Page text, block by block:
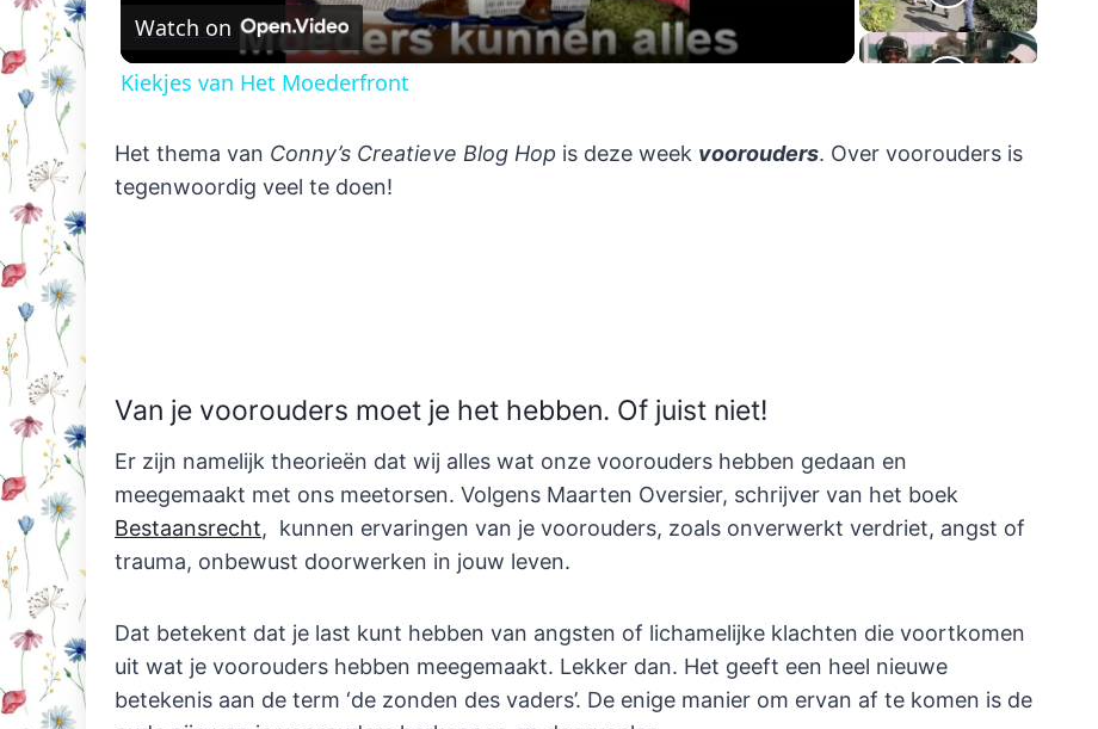
Watch on
Kiekjes van Het Moederfront
Het thema van Conny’s Creatieve Blog Hop is deze week voorouders. Over voorouders is
tegenwoordig veel te doen!
Van je voorouders moet je het hebben. Of juist niet!
Er zijn namelijk theorieën dat wij alles wat onze voorouders hebben gedaan en
meegemaakt met ons meetorsen. Volgens Maarten Oversier, schrijver van het boek
Bestaansrecht, kunnen ervaringen van je voorouders, zoals onverwerkt verdriet, angst of
trauma, onbewust doorwerken in jouw leven.
Dat betekent dat je last kunt hebben van angsten of lichamelijke klachten die voortkomen
uit wat je voorouders hebben meegemaakt. Lekker dan. Het geeft een heel nieuwe
betekenis aan de term ‘de zonden des vaders’. De enige manier om ervan af te komen is de